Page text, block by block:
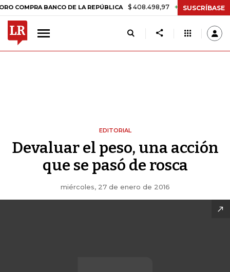
BANCO DE LA REPÚBLICA $ 408.498,97 +$ 8.753,81 +2,19%
SUSCRÍBASE
EDITORIAL
Devaluar el peso, una acción
que se pasó de rosca
miércoles, 27 de enero de 2016